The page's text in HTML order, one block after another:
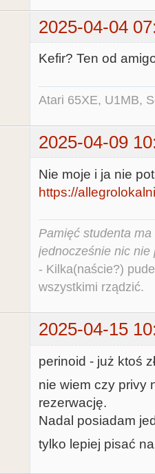
2025-04-04
Kefir? Ten od
Atari 65XE, U1MB,
2025-04-09
Nie moje i ja nie
https://
Pamięć studenta
jednocześnie nic nie
- Kilka(naście?)
wszystkimi rządzić.
2025-04-15
perinoid - już ktoś
nie wiem czy privy
rezerwację.
Nadal posiadam
tylko lepiej pisać